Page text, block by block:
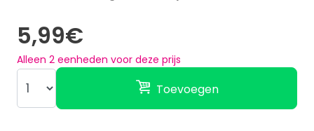
5,99€
Alleen 2 eenheden voor deze prijs
Toevoegen